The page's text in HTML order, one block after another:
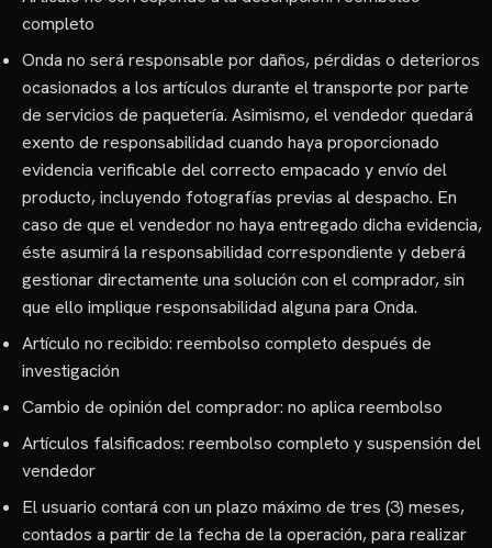
completo
Onda no será responsable por daños, pérdidas o deterioros
ocasionados a los artículos durante el transporte por parte
de servicios de paquetería. Asimismo, el vendedor quedará
exento de responsabilidad cuando haya proporcionado
evidencia verificable del correcto empacado y envío del
producto, incluyendo fotografías previas al despacho. En
caso de que el vendedor no haya entregado dicha evidencia,
éste asumirá la responsabilidad correspondiente y deberá
gestionar directamente una solución con el comprador, sin
que ello implique responsabilidad alguna para Onda.
Artículo no recibido: reembolso completo después de
investigación
Cambio de opinión del comprador: no aplica reembolso
Artículos falsificados: reembolso completo y suspensión del
vendedor
El usuario contará con un plazo máximo de tres (3) meses,
contados a partir de la fecha de la operación, para realizar